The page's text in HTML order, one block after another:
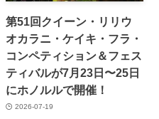
第51回クイーン・リリウ
オカラニ・ケイキ・フラ・
コンペティション＆フェス
ティバルが7月23日〜25日
にホノルルで開催！
2026-07-19